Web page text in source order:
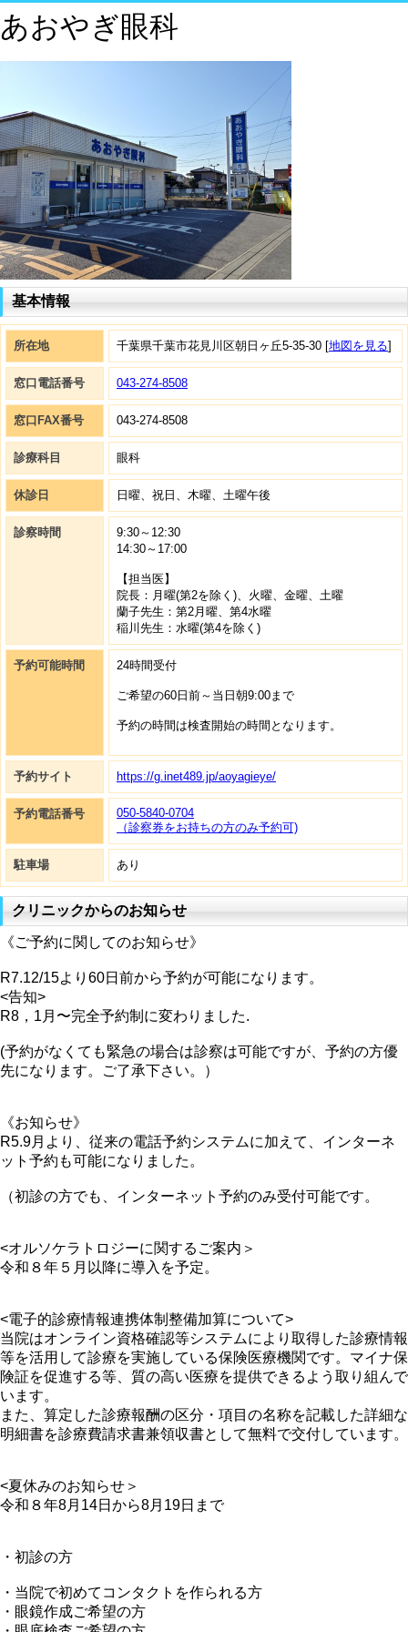
あおやぎ眼科
基本情報
所在地 千葉県千葉市花見川区朝日ヶ丘5-35-30 [地図を見る]
窓口電話番号 043-274-8508
窓口FAX番号 043-274-8508
診療科目 眼科
休診日 日曜、祝日、木曜、土曜午後
診察時間
9:30～12:30
14:30～17:00
【担当医】
院長：月曜(第2を除く)、火曜、金曜、土曜
蘭子先生：第2月曜、第4水曜
稲川先生：水曜(第4を除く)
予約可能時間 24時間受付
ご希望の60日前～当日朝9:00まで
予約の時間は検査開始の時間となります。
予約サイト https://g.inet489.jp/aoyagieye/
予約電話番号
050-5840-0704
（診察券をお持ちの方のみ予約可)
駐車場 あり
クリニックからのお知らせ
《ご予約に関してのお知らせ》
R7.12/15より60日前から予約が可能になります。
<告知>
R8，1月〜完全予約制に変わりました.
(予約がなくても緊急の場合は診察は可能ですが、予約の方優
先になります。ご了承下さい。）
《お知らせ》
R5.9月より、従来の電話予約システムに加えて、インターネ
ット予約も可能になりました。
（初診の方でも、インターネット予約のみ受付可能です。
<オルソケラトロジーに関するご案内＞
令和８年５月以降に導入を予定。
<電子的診療情報連携体制整備加算について>
当院はオンライン資格確認等システムにより取得した診療情報
等を活用して診療を実施している保険医療機関です。マイナ保
険証を促進する等、質の高い医療を提供できるよう取り組んで
います。
また、算定した診療報酬の区分・項目の名称を記載した詳細な
明細書を診療費請求書兼領収書として無料で交付しています。
<夏休みのお知らせ＞
令和８年8月14日から8月19日まで
・初診の方
・当院で初めてコンタクトを作られる方
・眼鏡作成ご希望の方